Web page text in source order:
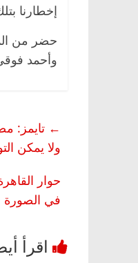
إخطارنا
حضر من
وأحمد
← تايمز:
ولا يمكن
في الصورة
وحيداً على أبواب